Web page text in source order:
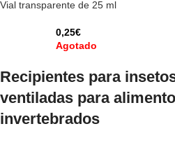
Vial transparente de 25 ml
0,25€
Agotado
Recipientes para
ventiladas para
invertebrados